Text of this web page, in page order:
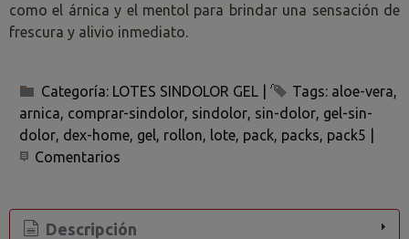
como el árnica y el mentol para brindar una sensación de
frescura y alivio inmediato.
Categoría: LOTES SINDOLOR GEL Tags: aloe-vera
arnica comprar-sindolor sindolor sin-dolor gel-sin-
dolor dex-home gel rollon lote pack packs pack5
Comentarios
Descripción